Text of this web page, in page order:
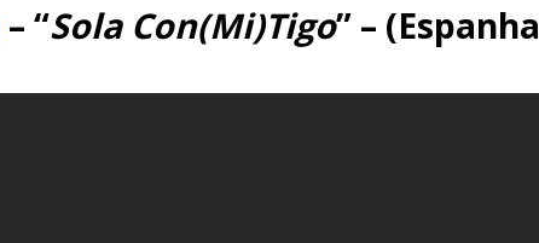
– “Sola Con(Mi)Tigo” –